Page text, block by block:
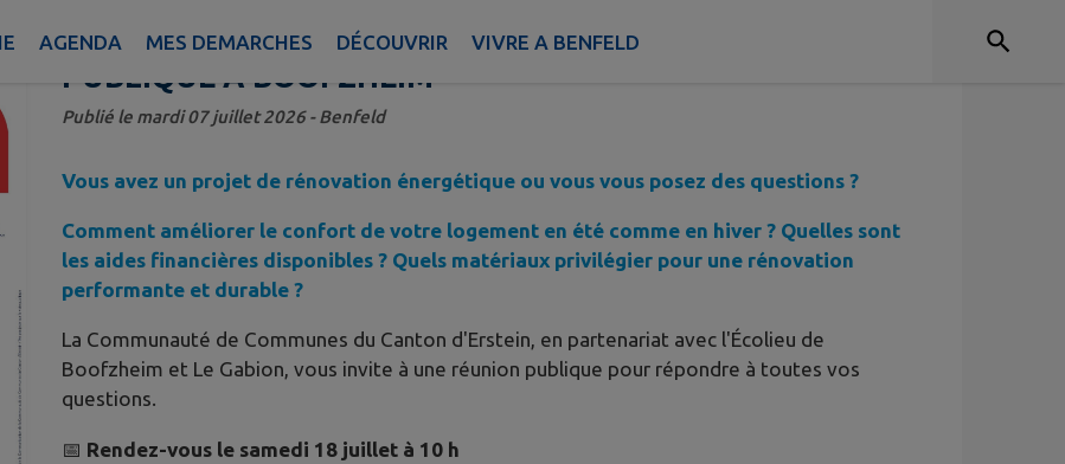
AGENDA MES DEMARCHES DÉCOUVRIR VIVRE A BENFELD
? FRANCE RÉNOV' VOUS CONVIE À UNE RÉUNION
PUBLIQUE À BOOFZHEIM
Publié le mardi 07 juillet 2026 - Benfeld
Vous avez un projet de rénovation énergétique ou vous vous posez des questions ?
Comment améliorer le confort de votre logement en été comme en hiver ? Quelles sont
les aides financières disponibles ? Quels matériaux privilégier pour une rénovation
performante et durable ?
La Communauté de Communes du Canton d'Erstein, en partenariat avec l'Écolieu de
Boofzheim et Le Gabion, vous invite à une réunion publique pour répondre à toutes vos
questions.
📅 Rendez-vous le samedi 18 juillet à 10 h